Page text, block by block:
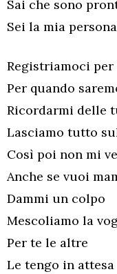
Sai che sono
Sei la mia
Registriamoci
Per quando
Ricordarmi delle
Lasciamo tutto
Così poi non mi
Anche se vuoi
Dammi un colpo
Mescoliamo la
Per te le altre
Le tengo in attesa